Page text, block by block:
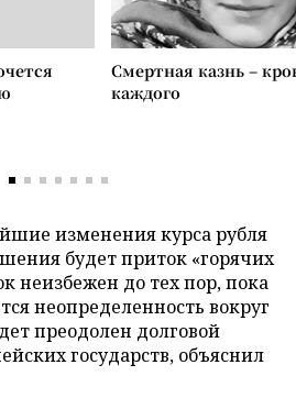
Смертная казнь –
каждого
изменения курса рубля
будет приток «горячих
неизбежен до тех пор, пока
неопределенность вокруг
преодолен долговой
государств, объяснил